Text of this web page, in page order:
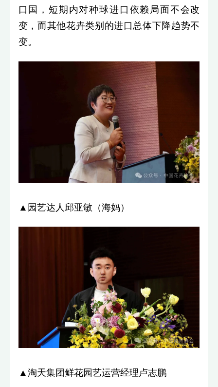
口国，短期内对种球进口依赖局面不会改
变，而其他花卉类别的进口总体下降趋势不
变。
▲园艺达人邱亚敏（海妈）
▲淘天集团鲜花园艺运营经理卢志鹏